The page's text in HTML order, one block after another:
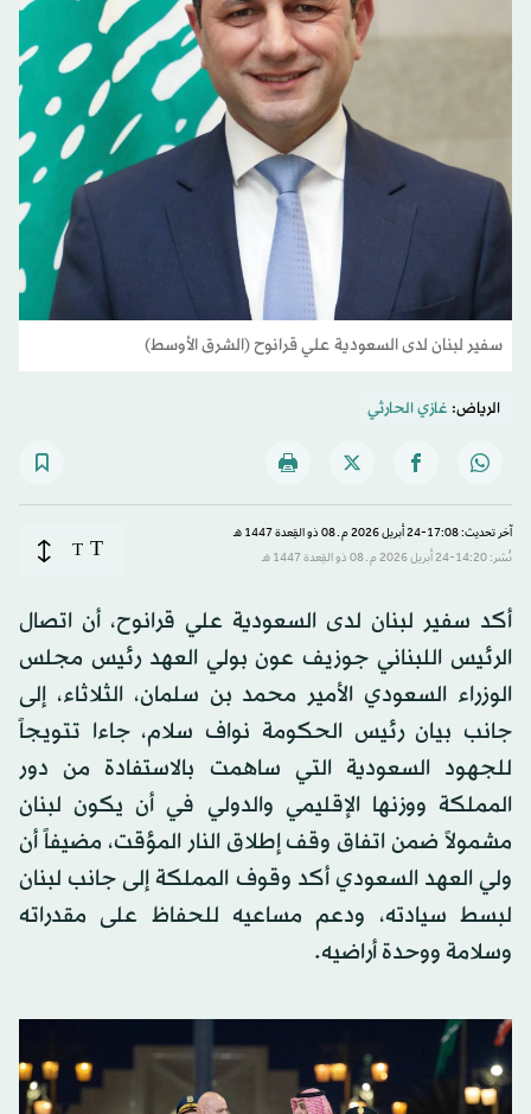
سفير لبنان لدى السعودية علي قرانوح (الشرق الأوسط)
الرياض: غازي الحارثي
آخر تحديث: 17:08-24 أبريل 2026 م ـ 08 ذو القِعدة 1447 هـ
نُشر: 14:20-24 أبريل 2026 م ـ 08 ذو القِعدة 1447 هـ
T
T
أكد سفير لبنان لدى السعودية علي قرانوح، أن اتصال
الرئيس اللبناني جوزيف عون بولي العهد رئيس مجلس
الوزراء السعودي الأمير محمد بن سلمان، الثلاثاء، إلى
جانب بيان رئيس الحكومة نواف سلام، جاءا تتويجاً
للجهود السعودية التي ساهمت بالاستفادة من دور
المملكة ووزنها الإقليمي والدولي في أن يكون لبنان
مشمولاً ضمن اتفاق وقف إطلاق النار المؤقت، مضيفاً أن
ولي العهد السعودي أكد وقوف المملكة إلى جانب لبنان
لبسط سيادته، ودعم مساعيه للحفاظ على مقدراته
وسلامة ووحدة أراضيه.